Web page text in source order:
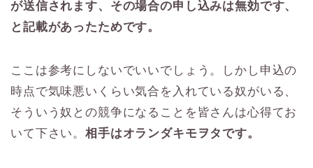
が送信されます、その場合の申し込みは無効です、
と記載があったためです。
ここは参考にしないでいいでしょう。しかし申込の
時点で気味悪いくらい気合を入れている奴がいる、
そういう奴との競争になることを皆さんは心得てお
いて下さい。相手はオランダキモヲタです。